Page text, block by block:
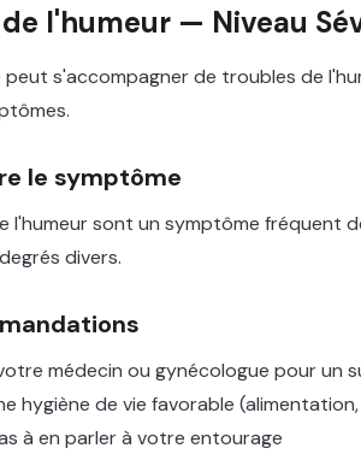
l'humeur — Niveau
peut s'accompagner de troubles de
le symptôme
l'humeur sont un symptôme fréquent
divers.
médecin ou gynécologue pour un
hygiène de vie favorable
à en parler à votre entourage